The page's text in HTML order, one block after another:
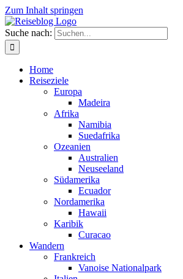
Zum Inhalt springen
Suche nach:
Home
Reiseziele
Europa
Madeira
Afrika
Namibia
Suedafrika
Ozeanien
Australien
Neuseeland
Südamerika
Ecuador
Nordamerika
Hawaii
Karibik
Curacao
Wandern
Frankreich
Vanoise Nationalpark